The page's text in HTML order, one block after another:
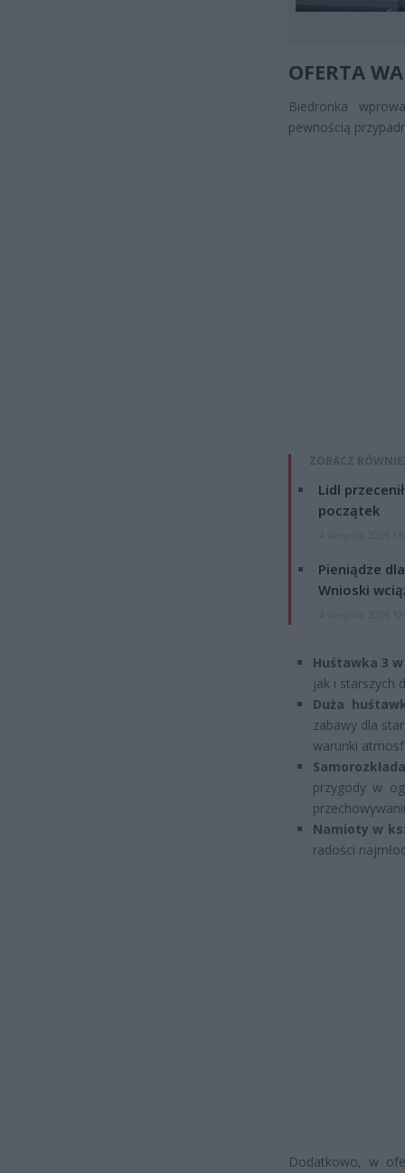
OFERTA
Biedronka
pewnością
ZOBACZ
Lidl
początek
Pieniądze
Wnioski
Huśtawka 3 w
jak i starszych
Duża
zabawy dla
warunki
przygody w
Namioty w
radości
Dodatkowo, w